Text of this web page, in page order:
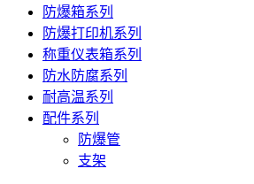
防爆箱系列
防爆打印机系列
称重仪表箱系列
防水防腐系列
耐高温系列
配件系列
防爆管
支架